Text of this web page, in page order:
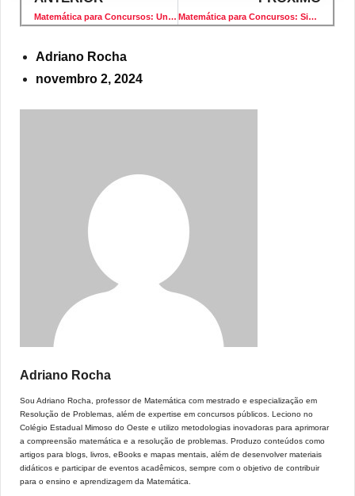
Matemática para Concursos: Unidade de Medidas – Banca IBFC – Nível Fundamental Matemática para Concursos: Sistemas de Numeração – Banca IBFC – Nível Fundamental
Adriano Rocha
novembro 2, 2024
Adriano Rocha
Sou Adriano Rocha, professor de Matemática com mestrado e especialização em
Resolução de Problemas, além de expertise em concursos públicos. Leciono no
Colégio Estadual Mimoso do Oeste e utilizo metodologias inovadoras para aprimorar
a compreensão matemática e a resolução de problemas. Produzo conteúdos como
artigos para blogs, livros, eBooks e mapas mentais, além de desenvolver materiais
didáticos e participar de eventos acadêmicos, sempre com o objetivo de contribuir
para o ensino e aprendizagem da Matemática.